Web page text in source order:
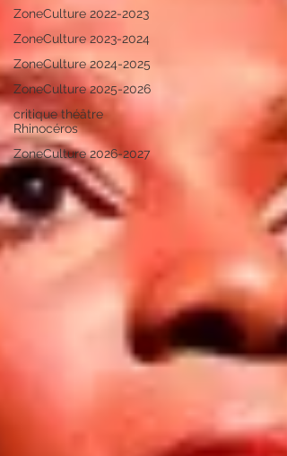
ZoneCulture 2022-2023
ZoneCulture 2023-2024
ZoneCulture 2024-2025
ZoneCulture 2025-2026
critique théâtre
Rhinocéros
ZoneCulture 2026-2027